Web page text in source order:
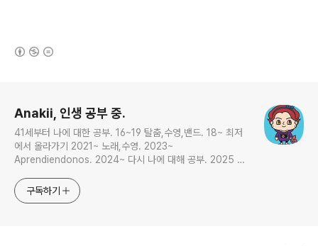
Anakii, 인생 공부 중.
41세부터 나에 대한 공부. 16~19 탈춤,수영,밴드. 18~ 최저
에서 올라가기 2021~ 노래,수영. 2023~
Aprendiendonos. 2024~ 다시 나에 대해 공부. 2025 지
구독하기